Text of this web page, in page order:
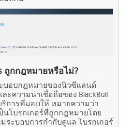
ถูกกฎหมายหรือไม่?
บอบกฎหมายของนิวซีแลนด์
ะความน่าเชื่อถือของ BlackBull
ริการที่มอบให้ หมายความว่า
ป็นโบรกเกอร์ที่ถูกกฎหมายโดย
ะบอบการกำกับดูแล โบรกเกอร์